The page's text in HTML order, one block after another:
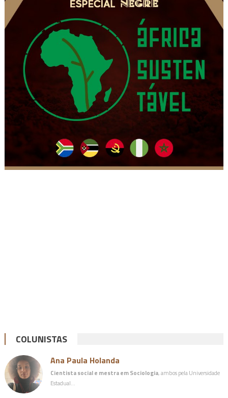
COLUNISTAS
Ana Paula Holanda
Cientista social e mestra em Sociologia, ambos pela Universidade
Estadual…